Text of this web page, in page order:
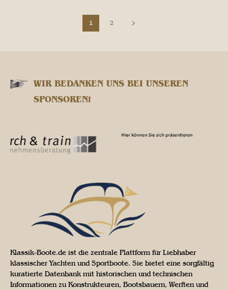
1 2
WIR BEDANKEN UNS BEI UNSEREN
SPONSOREN!
Klassik-Boote.de ist die zentrale Plattform für Liebhaber
klassischer Yachten und Sportboote. Sie bietet eine sorgfältig
kuratierte Datenbank mit historischen und technischen
Informationen zu Konstrukteuren, Bootsbauern, Werften und